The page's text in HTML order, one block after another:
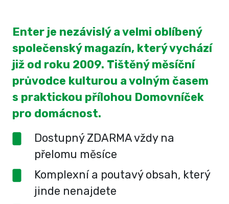
Enter je nezávislý a velmi oblíbený
společenský magazín, který vychází
již od roku 2009. Tištěný měsíční
průvodce kulturou a volným časem
s praktickou přílohou Domovníček
pro domácnost.
Dostupný ZDARMA vždy na
přelomu měsíce
Komplexní a poutavý obsah, který
jinde nenajdete